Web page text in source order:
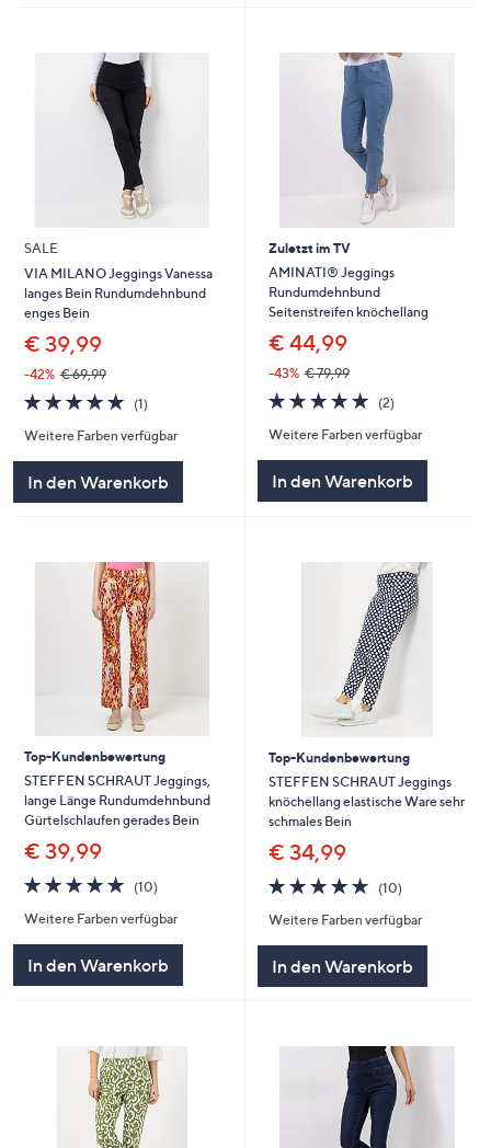
SALE
VIA MILANO Jeggings Vanessa
langes Bein Rundumdehnbund
enges Bein
€ 39,99
-42% € 69,99
5.0
von
5
(1)
Weitere Farben verfügbar
In den Warenkorb
Zuletzt im TV
AMINATI® Jeggings
Rundumdehnbund
Seitenstreifen knöchellang
€ 44,99
-43% € 79,99
5.0
von
5
(2)2
Weitere Farben verfügbar
In den Warenkorb
Top-Kundenbewertung
STEFFEN SCHRAUT Jeggings,
lange Länge Rundumdehnbund
Gürtelschlaufen gerades Bein
€ 39,99
4.9
von
5
(10)
Weitere Farben verfügbar
In den Warenkorb
Top-Kundenbewertung
STEFFEN SCHRAUT Jeggings
knöchellang elastische Ware sehr
schmales Bein
€ 34,99
4.9
von
5
(10)
Weitere Farben verfügbar
In den Warenkorb